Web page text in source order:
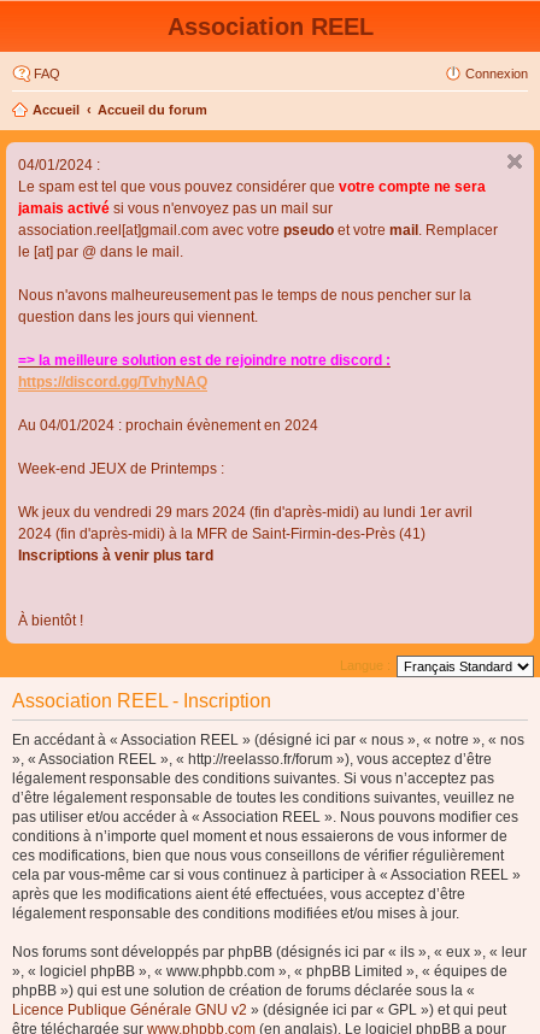
Association REEL
FAQ Connexion
Accueil Accueil du forum
04/01/2024 :
Le spam est tel que vous pouvez considérer que votre compte ne sera
jamais activé si vous n'envoyez pas un mail sur
association.reel[at]gmail.com avec votre pseudo et votre mail . Remplacer
le [at] par @ dans le mail.
Nous n'avons malheureusement pas le temps de nous pencher sur la
question dans les jours qui viennent.
=> la meilleure solution est de rejoindre notre discord :
https://discord.gg/TvhyNAQ
Au 04/01/2024 : prochain évènement en 2024
Week-end JEUX de Printemps :
Wk jeux du vendredi 29 mars 2024 (fin d'après-midi) au lundi 1er avril
2024 (fin d'après-midi) à la MFR de Saint-Firmin-des-Près (41)
Inscriptions à venir plus tard
À bientôt !
Langue :
Association REEL - Inscription
En accédant à « Association REEL » (désigné ici par « nous », « notre », « nos
», « Association REEL », « http://reelasso.fr/forum »), vous acceptez d’être
légalement responsable des conditions suivantes. Si vous n’acceptez pas
d’être légalement responsable de toutes les conditions suivantes, veuillez ne
pas utiliser et/ou accéder à « Association REEL ». Nous pouvons modifier ces
conditions à n’importe quel moment et nous essaierons de vous informer de
ces modifications, bien que nous vous conseillons de vérifier régulièrement
cela par vous-même car si vous continuez à participer à « Association REEL »
après que les modifications aient été effectuées, vous acceptez d’être
légalement responsable des conditions modifiées et/ou mises à jour.
Nos forums sont développés par phpBB (désignés ici par « ils », « eux », « leur
», « logiciel phpBB », « www.phpbb.com », « phpBB Limited », « équipes de
phpBB ») qui est une solution de création de forums déclarée sous la «
Licence Publique Générale GNU v2 » (désignée ici par « GPL ») et qui peut
être téléchargée sur www.phpbb.com (en anglais). Le logiciel phpBB a pour